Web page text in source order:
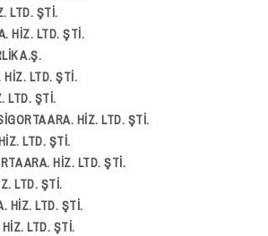
LTD. ŞTİ.
HİZ. LTD. ŞTİ.
A.Ş.
HİZ. LTD. ŞTİ.
LTD. ŞTİ.
ARA. HİZ. LTD. ŞTİ.
LTD. ŞTİ.
ARA. HİZ. LTD. ŞTİ.
LTD. ŞTİ.
HİZ. LTD. ŞTİ.
LTD. ŞTİ.